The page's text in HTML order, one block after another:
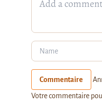
Commentaire
Votre commentaire